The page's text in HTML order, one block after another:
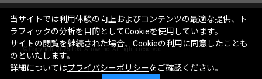
© Copyright 2025 Lost Arrow,Inc. All rights reserved.
当サイトでは利用体験の向上およびコンテンツの最適な提供、ト
ラフィックの分析を目的としてCookieを使用しています。
サイトの閲覧を継続された場合、Cookieの利用に同意したことも
のといたします。
詳細についてはプライバシーポリシーをご確認ください。